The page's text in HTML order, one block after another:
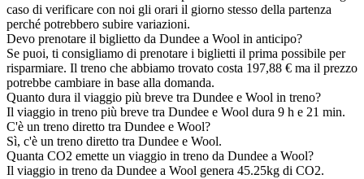
caso di verificare con noi gli orari il giorno stesso della partenza
perché potrebbero subire variazioni.
Devo prenotare il biglietto da Dundee a Wool in anticipo?
Se puoi, ti consigliamo di prenotare i biglietti il prima possibile per
risparmiare. Il treno che abbiamo trovato costa 197,88 € ma il prezzo
potrebbe cambiare in base alla domanda.
Quanto dura il viaggio più breve tra Dundee e Wool in treno?
Il viaggio in treno più breve tra Dundee e Wool dura 9 h e 21 min.
C'è un treno diretto tra Dundee e Wool?
Sì, c'è un treno diretto tra Dundee e Wool.
Quanta CO2 emette un viaggio in treno da Dundee a Wool?
Il viaggio in treno da Dundee a Wool genera 45.25kg di CO2.